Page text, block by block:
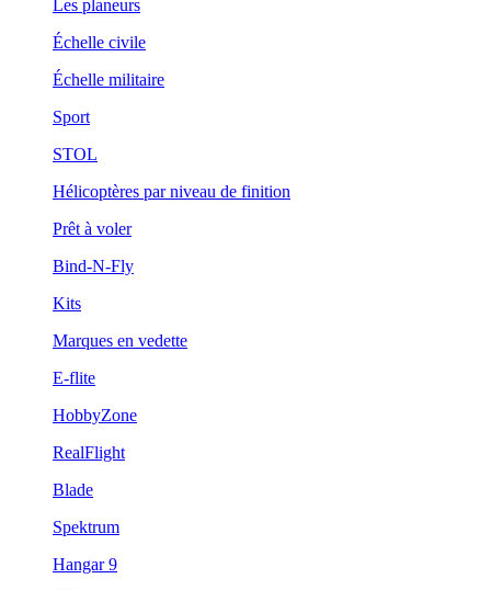
Les planeurs
Échelle civile
Échelle militaire
Sport
STOL
Hélicoptères par niveau de finition
Prêt à voler
Bind-N-Fly
Kits
Marques en vedette
E-flite
HobbyZone
RealFlight
Blade
Spektrum
Hangar 9